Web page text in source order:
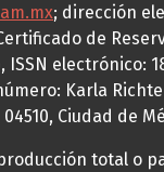
; dirección
de
ISSN
Karla
04510, Ciudad de
total o